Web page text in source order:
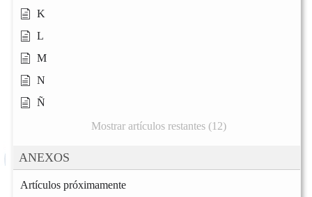
K
L
M
N
Ñ
Mostrar artículos restantes (12)
ANEXOS
Artículos próximamente